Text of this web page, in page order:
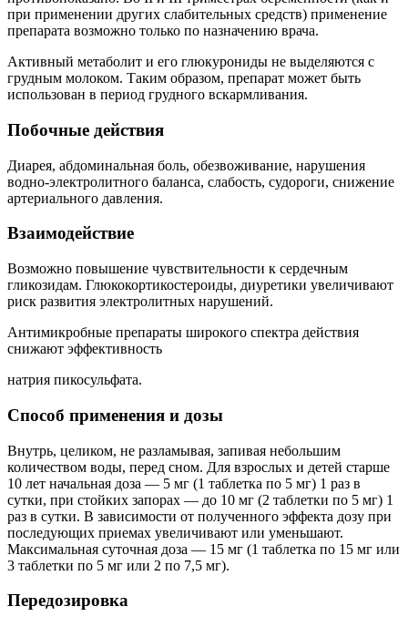
при применении других слабительных средств) применение
препарата возможно только по назначению врача.
Активный метаболит и его глюкурониды не выделяются с
грудным молоком. Таким образом, препарат может быть
использован в период грудного вскармливания.
Побочные действия
Диарея, абдоминальная боль, обезвоживание, нарушения
водно-электролитного баланса, слабость, судороги, снижение
артериального давления.
Взаимодействие
Возможно повышение чувствительности к сердечным
гликозидам. Глюкокортикостероиды, диуретики увеличивают
риск развития электролитных нарушений.
Антимикробные препараты широкого спектра действия
снижают эффективность
натрия пикосульфата.
Способ применения и дозы
Внутрь, целиком, не разламывая, запивая небольшим
количеством воды, перед сном. Для взрослых и детей старше
10 лет начальная доза — 5 мг (1 таблетка по 5 мг) 1 раз в
сутки, при стойких запорах — до 10 мг (2 таблетки по 5 мг) 1
раз в сутки. В зависимости от полученного эффекта дозу при
последующих приемах увеличивают или уменьшают.
Максимальная суточная доза — 15 мг (1 таблетка по 15 мг или
3 таблетки по 5 мг или 2 по 7,5 мг).
Передозировка